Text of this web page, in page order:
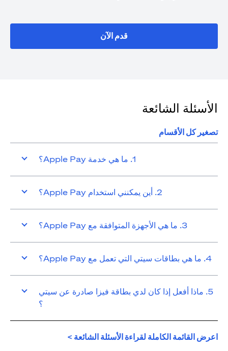
قدم الآن
الأسئلة الشائعة
تصغير كل الأقسام
1. ما هي خدمة Apple Pay؟
2. أين يمكنني استخدام Apple Pay؟
3. ما هي الأجهزة المتوافقة مع Apple Pay؟
4. ما هي بطاقات سيتي التي تعمل مع Apple Pay؟
5. ماذا أفعل إذا كان لدي بطاقة فيزا صادرة عن سيتي
؟
اعرض القائمة الكاملة لقراءة الأسئلة الشائعة >